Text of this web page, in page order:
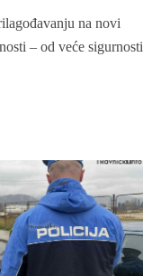
na novi
– od veće sigurnosti